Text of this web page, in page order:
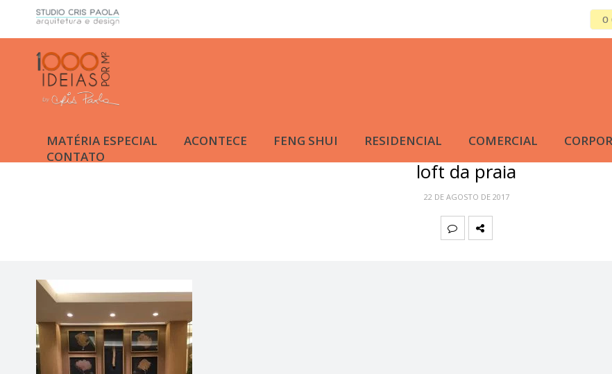
MATÉRIA ESPECIAL ACONTECE FENG SHUI RESIDENCIAL COMERCIAL
CONTATO
loft da praia
22 DE AGOSTO DE 2017